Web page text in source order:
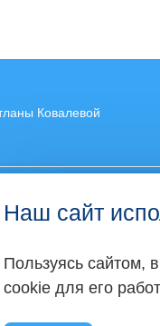
Ковалевой
130-30-76
content.ru
Наш сайт
Пользуясь сайтом,
cookie для его